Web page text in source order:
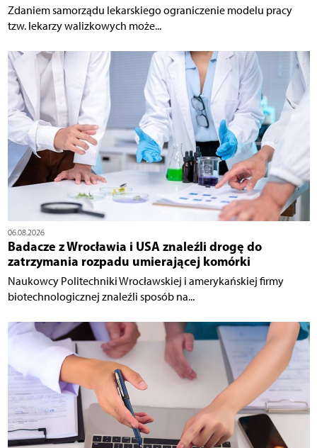
Zdaniem samorządu lekarskiego ograniczenie modelu pracy
tzw. lekarzy walizkowych może...
06.08.2026
Badacze z Wrocławia i USA znaleźli drogę do
zatrzymania rozpadu umierającej komórki
Naukowcy Politechniki Wrocławskiej i amerykańskiej firmy
biotechnologicznej znaleźli sposób na...